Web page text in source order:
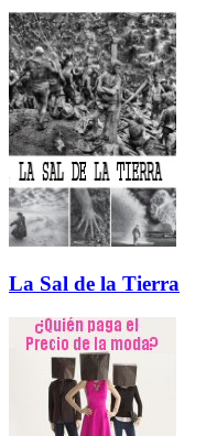
La Sal de la Tierra